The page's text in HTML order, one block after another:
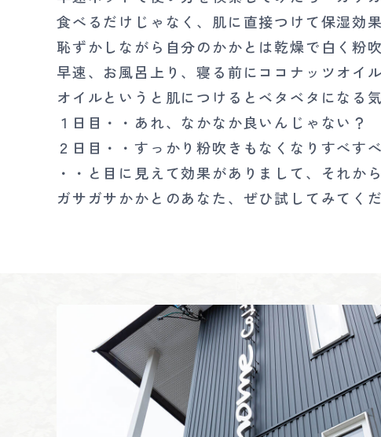
食べるだけじゃなく、肌に直接つけて保湿効
恥ずかしながら自分のかかとは乾燥で白く粉
早速、お風呂上り、寝る前にココナッツオイ
オイルというと肌につけるとベタベタになる
１日目・・あれ、なかなか良いんじゃない？
２日目・・すっかり粉吹きもなくなりすべす
・・と目に見えて効果がありまして、それか
ガサガサかかとのあなた、ぜひ試してみてくだ